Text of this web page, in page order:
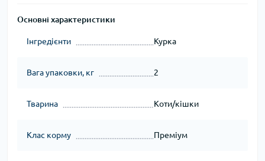
Основні характеристики
Інгредієнти Курка
Вага упаковки, кг 2
Тварина Коти/кішки
Клас корму Преміум